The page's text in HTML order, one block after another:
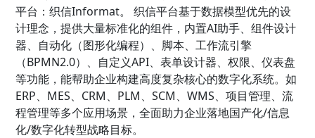
平台：织信Informat。 织信平台基于数据模型优先的设
计理念，提供大量标准化的组件，内置AI助手、组件设计
器、自动化（图形化编程）、脚本、工作流引擎
（BPMN2.0）、自定义API、表单设计器、权限、仪表盘
等功能，能帮助企业构建高度复杂核心的数字化系统。如
ERP、MES、CRM、PLM、SCM、WMS、项目管理、流
程管理等多个应用场景，全面助力企业落地国产化/信息
化/数字化转型战略目标。